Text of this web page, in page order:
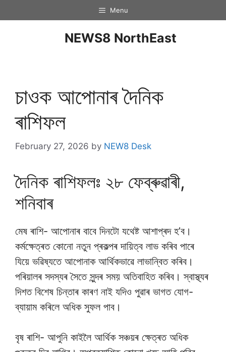
Menu
NEWS8 NorthEast
চাওক আপোনাৰ দৈনিক
ৰাশিফল
February 27, 2026 by NEW8 Desk
দৈনিক ৰাশিফলঃ ২৮ ফেব্ৰুৱাৰী,
শনিবাৰ
মেষ ৰাশি- আপোনাৰ বাবে দিনটো যথেষ্ট আশাপ্ৰদ হ’ব।
কৰ্মক্ষেত্ৰত কোনো নতুন প্ৰকল্পৰ দায়িত্ব লাভ কৰিব পাৰে
যিয়ে ভৱিষ্যতে আপোনাক আৰ্থিকভাৱে লাভান্বিত কৰিব।
পৰিয়ালৰ সদস্যৰ সৈতে সুন্দৰ সময় অতিবাহিত কৰিব। স্বাস্থ্যৰ
দিশত বিশেষ চিন্তাৰ কাৰণ নাই যদিও পুৱাৰ ভাগত যোগ-
ব্যায়াম কৰিলে অধিক সুফল পাব।
বৃষ ৰাশি- আপুনি কাইলৈ আৰ্থিক সঞ্চয়ৰ ক্ষেত্ৰত অধিক